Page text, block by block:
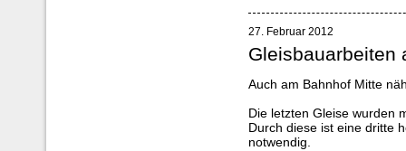
27. Februar 2012
Gleisbauarbeiten
Auch am Bahnhof Mitte
Die letzten Gleise wurden
Durch diese ist eine dritte
notwendig.